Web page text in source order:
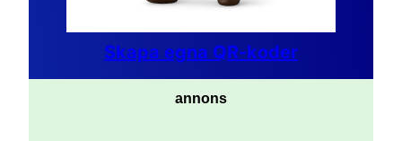
Skapa egna QR-koder
annons